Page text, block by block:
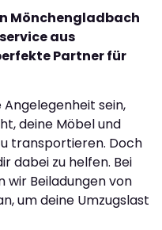
Mönchengladbach
aus
Partner für
Angelegenheit sein,
deine Möbel und
transportieren. Doch
dabei zu helfen. Bei
wir Beiladungen von
um deine Umzugslast